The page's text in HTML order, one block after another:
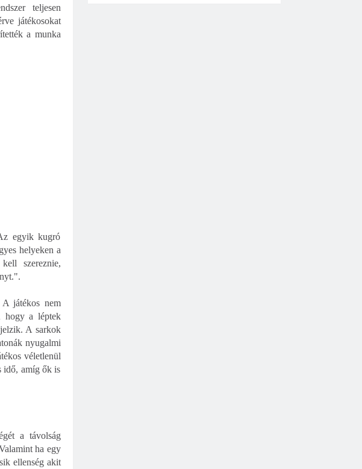
teljesen
játékosokat
a munka
egyik kugró
helyeken a
szereznie,
játékos nem
hogy a léptek
A sarkok
nyugalmi
véletlenül
idő, amíg ők is
a távolság
ha egy
ellenség akit